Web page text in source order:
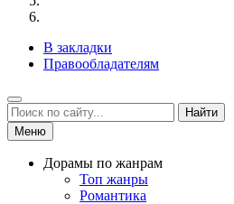
В закладки
Правообладателям
Найти
Меню
Дорамы по жанрам
Топ жанры
Романтика